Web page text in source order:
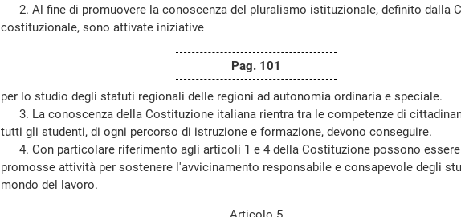
2. Al fine di promuovere la conoscenza del pluralismo istituzionale, definito dalla
costituzionale, sono attivate iniziative
Pag. 101
per lo studio degli statuti regionali delle regioni ad autonomia ordinaria e speciale.
3. La conoscenza della Costituzione italiana rientra tra le competenze di
tutti gli studenti, di ogni percorso di istruzione e formazione, devono conseguire.
4. Con particolare riferimento agli articoli 1 e 4 della Costituzione possono essere
promosse attività per sostenere l'avvicinamento responsabile e consapevole degli
mondo del lavoro.